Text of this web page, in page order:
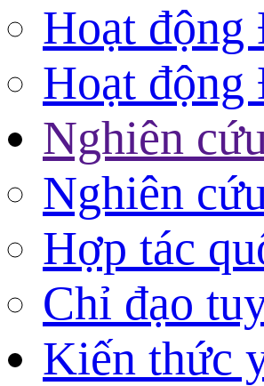
Hoạt động
Hoạt động
Nghiên
Nghiên
Hợp tác
Chỉ đạo
Kiến thức